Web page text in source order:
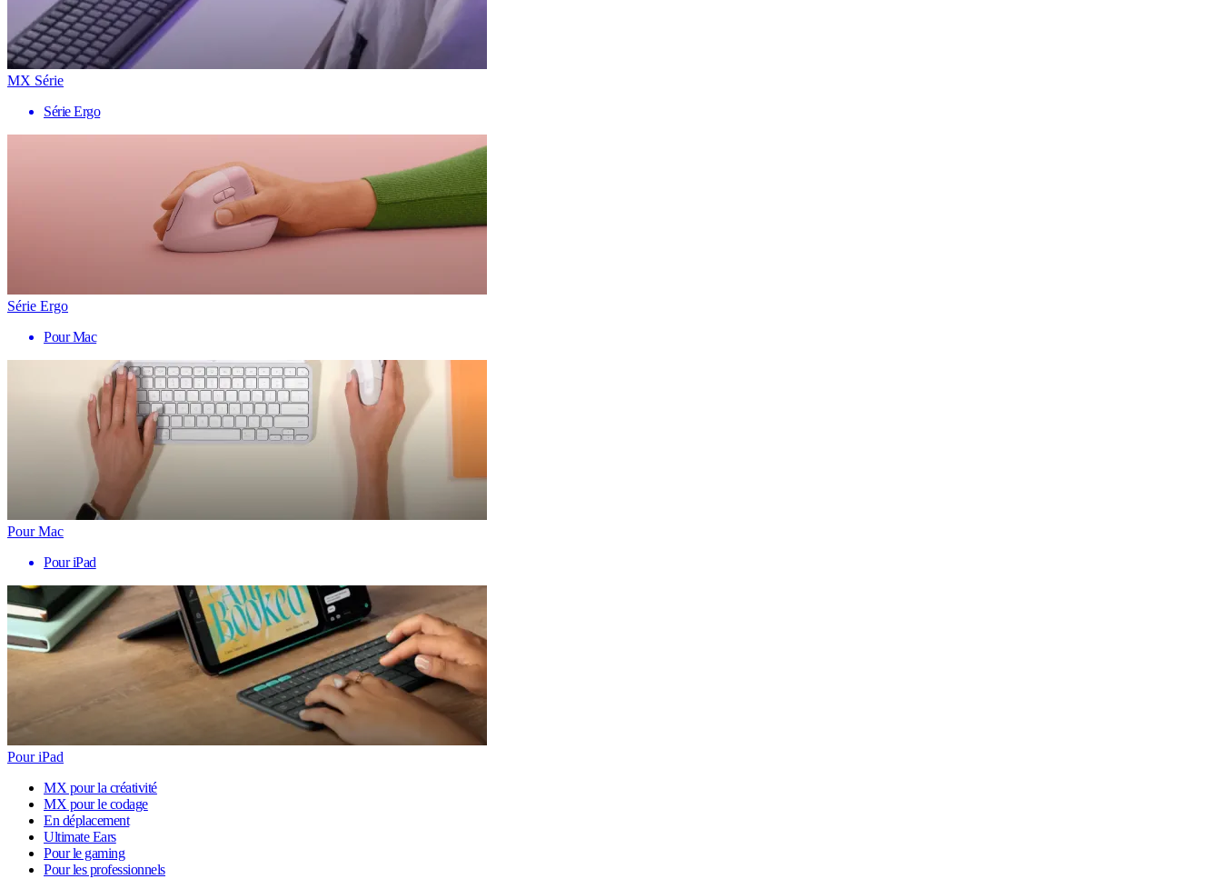
MX Série
Série Ergo
Série Ergo
Pour Mac
Pour Mac
Pour iPad
Pour iPad
MX pour la créativité
MX pour le codage
En déplacement
Ultimate Ears
Pour le gaming
Pour les professionnels